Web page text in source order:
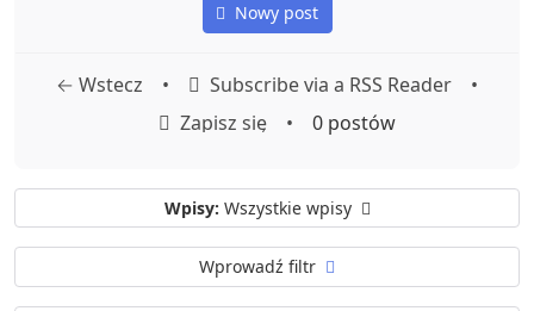
Nowy post
← Wstecz • Subscribe via a RSS Reader
•
Zapisz się
• 0 postów
Wpisy: Wszystkie wpisy
Wprowadź filtr